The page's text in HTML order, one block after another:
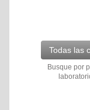
Todas las
Busque por